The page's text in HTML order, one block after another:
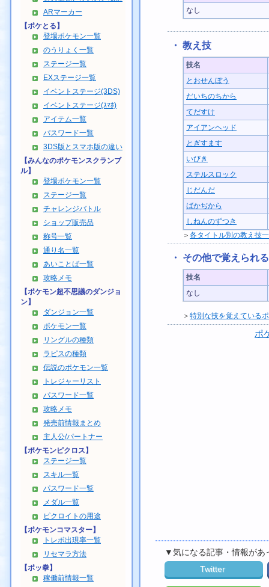
ARマーカー
【ポケとる】
登場ポケモン一覧
のうりょく一覧
ステージ一覧
EXステージ一覧
イベントステージ(3DS)
イベントステージ(ｽﾏﾎ)
アイテム一覧
パスワード一覧
3DS版とスマホ版の違い
【みんなのポケモンスクランブ
ル】
登場ポケモン一覧
ステージ一覧
チャレンジバトル
ショップ販売品
称号一覧
通り名一覧
あいことば一覧
攻略メモ
【ポケモン超不思議のダンジョ
ン】
ダンジョン一覧
ポケモン一覧
リングルの種類
ラピスの種類
伝説のポケモン一覧
トレジャーリスト
パスワード一覧
攻略メモ
発売前情報まとめ
主人公/パートナー
【ポケモンピクロス】
ステージ一覧
スキル一覧
パスワード一覧
メダル一覧
ピクロイトの用途
【ポケモンコマスター】
トレボ出現率一覧
リセマラ方法
【ポッ拳】
稼働前情報一覧
なし
・ 教え技
技名
とおせんぼう
だいちのちから
てだすけ
アイアンヘッド
とぎすます
いびき
ステルスロック
じだんだ
ばかぢから
しねんのずつき
＞ 各タイトル別の教え技
・ その他で覚えられ
技名
なし
＞ 特別な技を覚えている
ポ
▼気になる記事・情報があ
Twitter